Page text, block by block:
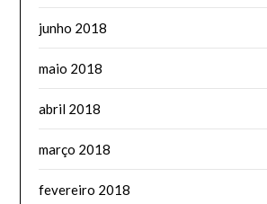
junho 2018
maio 2018
abril 2018
março 2018
fevereiro 2018